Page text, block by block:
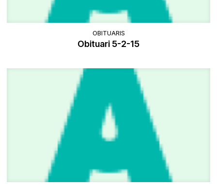
OBITUARIS
Obituari 5-2-15